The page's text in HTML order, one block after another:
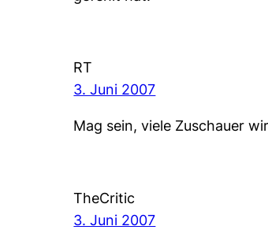
RT
3. Juni 2007
Mag sein, viele Zuschauer
TheCritic
3. Juni 2007